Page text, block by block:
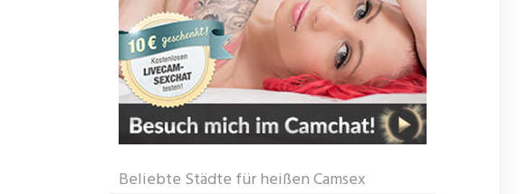
Beliebte Städte für heißen Camsex